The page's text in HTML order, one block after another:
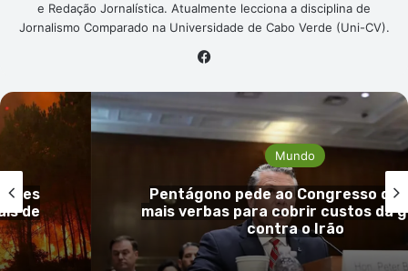
e Redação Jornalística. Atualmente lecciona a disciplina de
Jornalismo Comparado na Universidade de Cabo Verde (Uni-CV).
Mundo
Guiné-Bissau confirma primeiro
mpox e reforça vigilância